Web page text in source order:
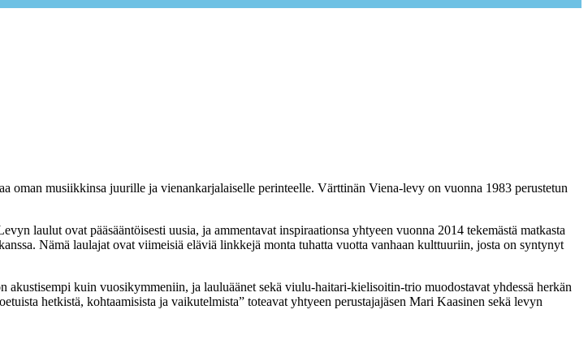
musiikkinsa juurille ja vienankarjalaiselle perinteelle. Värttinän Viena-levy on vuonna 1983 perustetun
laulut ovat pääsääntöisesti uusia, ja ammentavat inspiraationsa yhtyeen vuonna 2014 tekemästä matkasta
Nämä laulajat ovat viimeisiä eläviä linkkejä monta tuhatta vuotta vanhaan kulttuuriin, josta on syntynyt
kuin vuosikymmeniin, ja lauluäänet sekä viulu-haitari-kielisoitin-trio muodostavat yhdessä herkän
hetkistä, kohtaamisista ja vaikutelmista” toteavat yhtyeen perustajajäsen Mari Kaasinen sekä levyn